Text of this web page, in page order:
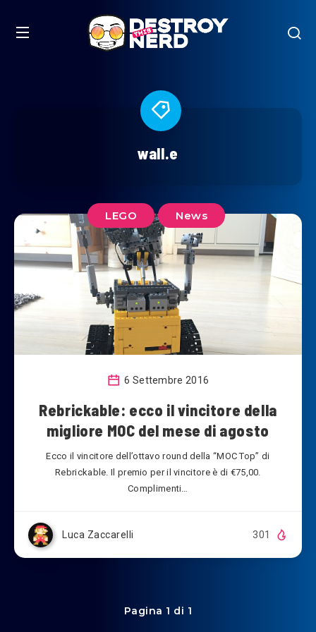
wall.e
LEGO News
6 Settembre 2016
Rebrickable: ecco il vincitore della
migliore MOC del mese di agosto
Ecco il vincitore dell’ottavo round della “MOC Top” di
Rebrickable. Il premio per il vincitore è di €75,00.
Complimenti…
Luca Zaccarelli 301
Pagina 1 di 1